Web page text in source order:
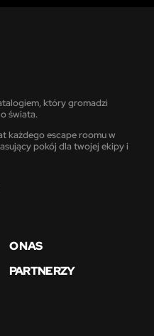
który gromadzi
świata.
każdego escape roomu w
pokój dla twojej ekipy i
O NAS
PARTNERZY